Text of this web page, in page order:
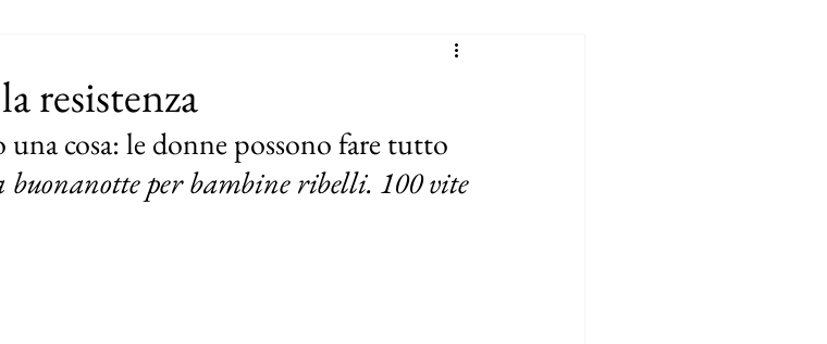
resistenza
una cosa: le donne possono fare tutto
buonanotte per bambine ribelli. 100 vite